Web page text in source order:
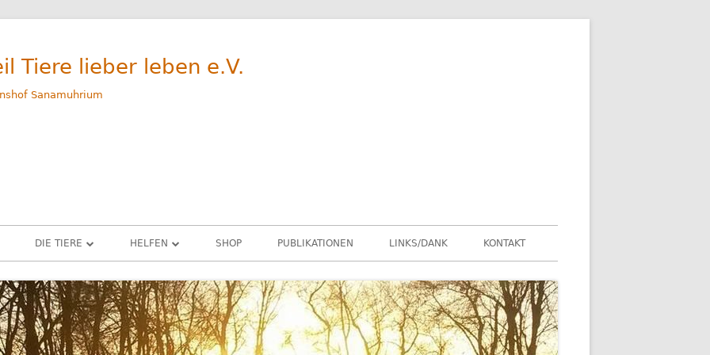
Tiere lieber leben e.V.
Sanamuhrium
DIE TIERE
RINDER
SCHWEINE
HELFEN
PATENSCHAFTEN
SACHSPENDEN
SHOP PUBLIKATIONEN LINKS/DANK KONTAKT